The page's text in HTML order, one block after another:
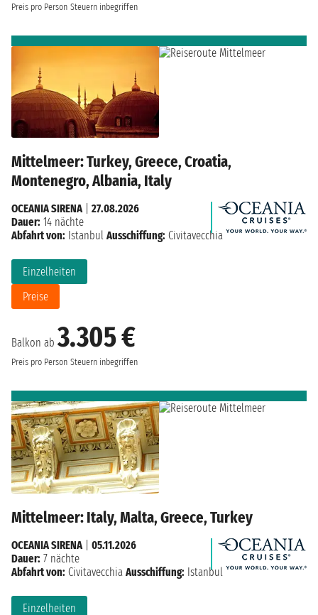
Preis pro Person Steuern inbegriffen
Mittelmeer: Turkey, Greece, Croatia,
Montenegro, Albania, Italy
Balkon ab3.305 €
Preis pro Person Steuern inbegriffen
Einzelheiten
Preise
OCEANIA SIRENA| 27.08.2026
Dauer: 14 nächte
Abfahrt von: Istanbul Ausschiffung: Civitavecchia
Mittelmeer: Italy, Malta, Greece, Turkey
Einzelheiten
OCEANIA SIRENA
05.11.2026
Dauer: 7 nächte
Abfahrt von: Civitavecchia Ausschiffung: Istanbul